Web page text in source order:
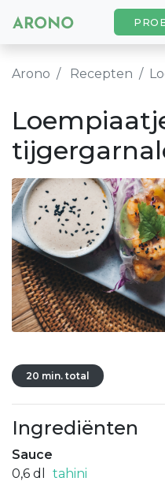
Arono Recepten
20 min. total
Ingrediënten
Sauce
0,6 dl
tahini